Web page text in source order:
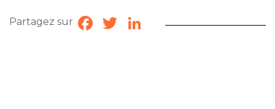
Partagez sur Facebook
TwitterLinkedIn